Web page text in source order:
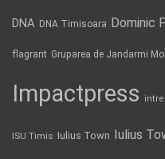
DNA DNA Timisoara Dominic
flagrant Gruparea de Jandarmi
Impactpress
ISU Timis Iulius Town Iulius